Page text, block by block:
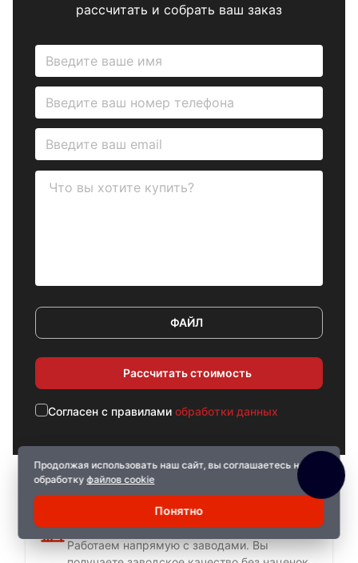
рассчитать и собрать ваш заказ
Рассчитать стоимость
ФАЙЛ
Cогласен с правилами обработки данных
Прямые поставки
Работаем напрямую с заводами. Вы
Продолжая использовать наш сайт, вы соглашаетесь на
обработкуфайлов cookie
Понятно